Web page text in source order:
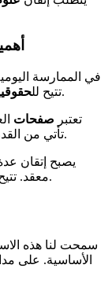
في الممارسة
تتيح للالتنقل بين مجالات مختلفة وتبني رؤية شاملة.
تعتبر صفحات
تأتي مننقدية وبناء تفكير شخصي.
يصبح إتقان
معقد.أكثر فعالية في خدمة العملاء.
سمحت لنا هذه
الأساسية. على